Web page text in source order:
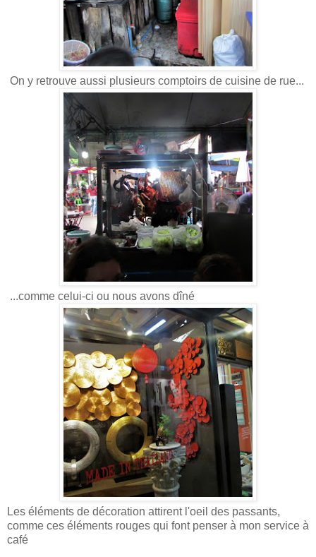
On y retrouve aussi plusieurs comptoirs de cuisine de rue...
...comme celui-ci ou nous avons dîné
Les éléments de décoration attirent l'oeil des passants,
comme ces éléments rouges qui font penser à mon service à
café